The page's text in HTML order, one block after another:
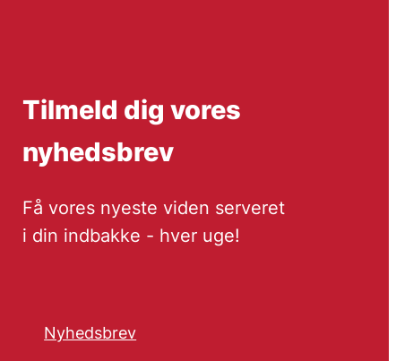
Tilmeld dig vores
nyhedsbrev
Få vores nyeste viden serveret
i din indbakke - hver uge!
Nyhedsbrev